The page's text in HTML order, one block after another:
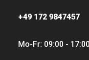
+49 172 9847457
Mo-Fr: 09:00 -